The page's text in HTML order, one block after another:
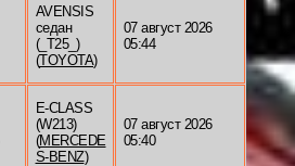
AVENSIS
седан
(_T25_)
(TOYOTA)
07 август 2026
05:44
E-CLASS
(W213)
(MERCEDE
S-BENZ)
07 август 2026
05:40